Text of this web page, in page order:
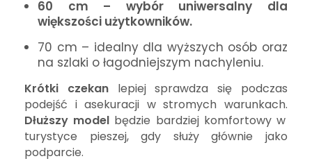
60 cm – wybór uniwersalny dla
większości użytkowników.
70 cm – idealny dla wyższych osób oraz
na szlaki o łagodniejszym nachyleniu.
Krótki czekanlepiej sprawdza się podczas
podejść i asekuracji w stromych warunkach.
Dłuższy model będzie bardziej komfortowy w
turystyce pieszej, gdy służy głównie jako
podparcie.